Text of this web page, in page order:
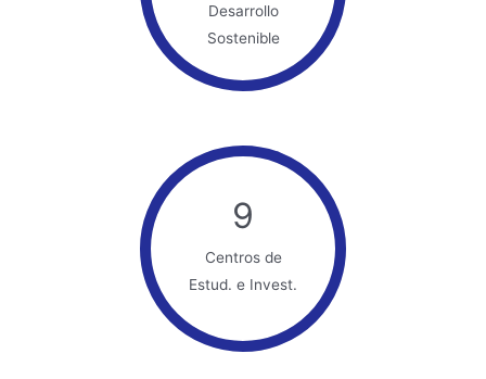
Desarrollo
Sostenible
9
Centros de
Estud. e Invest.